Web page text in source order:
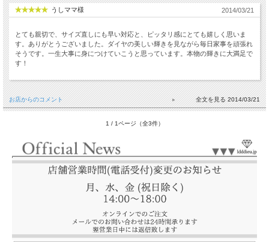
うしママ様 2014/03/21
とても親切で、サイズ直しにも早い対応と、ピッタリ感にとても嬉しく思いま
す。ありがとうございました。ダイヤの美しい輝きを見ながら毎日家事を頑張れ
そうです。一生大事に身につけていこうと思っています。本物の輝きに大満足で
す！
お店からのコメント 2014/03/21
1 / 1ページ（全3件）